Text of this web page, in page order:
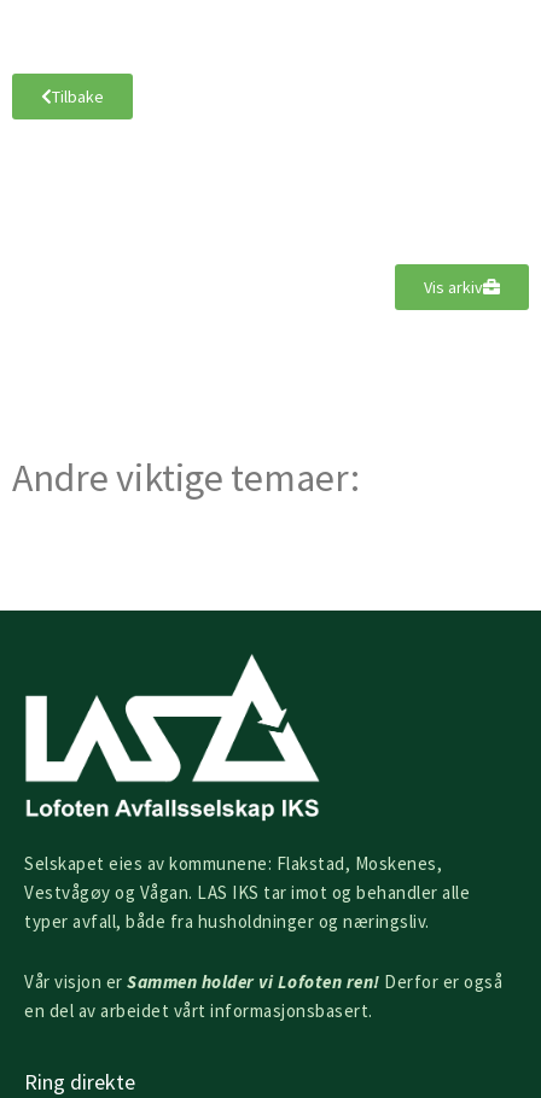
Tilbake
Vis arkiv
Andre viktige temaer:
Selskapet eies av kommunene: Flakstad, Moskenes,
Vestvågøy og Vågan. LAS IKS tar imot og behandler alle
typer avfall, både fra husholdninger og næringsliv.
Vår visjon er Sammen holder vi Lofoten ren! Derfor er også
en del av arbeidet vårt informasjonsbasert.
Ring direkte